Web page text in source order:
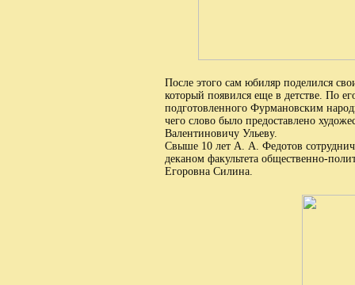
После этого сам юбиляр поделился
который появился еще в детстве. По
подготовленного Фурмановским
чего слово было предоставлено
Валентиновичу Ульеву.
Свыше 10 лет А. А. Федотов
деканом факультета общественно-
Егоровна Силина.